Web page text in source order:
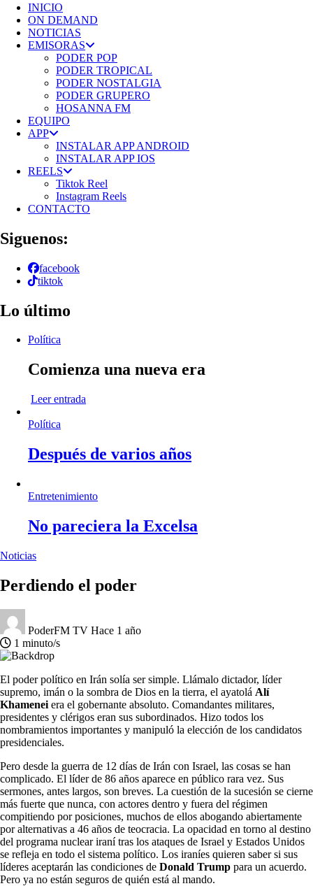
INICIO
ON DEMAND
NOTICIAS
EMISORAS
PODER POP
PODER TROPICAL
PODER NOSTALGIA
PODER GRUPERO
HOSANNA FM
EQUIPO
APP
INSTALAR APP ANDROID
INSTALAR APP IOS
REELS
Tiktok Reel
Instagram Reels
CONTACTO
Siguenos:
facebook
tiktok
Lo último
Política
Comienza una nueva era
Leer entrada
Política
Después de varios años
Entretenimiento
No pareciera la Excelsa
Noticias
Perdiendo el poder
PoderFM TV Hace 1 año
1 minuto/s
El poder político en Irán solía ser simple. Llámalo dictador, líder
supremo, imán o la sombra de Dios en la tierra, el ayatolá Alí
Khamenei era el gobernante absoluto. Comandantes militares,
presidentes y clérigos eran sus subordinados. Hizo todos los
nombramientos importantes y manipuló la elección de los candidatos
presidenciales.
Pero desde la guerra de 12 días de Irán con Israel, las cosas se han
complicado. El líder de 86 años aparece en público rara vez. Sus
sermones, antes largos, son breves. La cuestión de la sucesión se cierne
más fuerte que nunca, con actores dentro y fuera del régimen
compitiendo por posiciones, muchos de ellos abogando abiertamente
por alternativas a 46 años de teocracia. La opacidad en torno al destino
del programa nuclear iraní tras los ataques de Israel y Estados Unidos
se refleja en todo el sistema político. Los iraníes quieren saber si sus
líderes aceptarán las condiciones de Donald Trump para un acuerdo.
Pero ya no están seguros de quién está al mando.